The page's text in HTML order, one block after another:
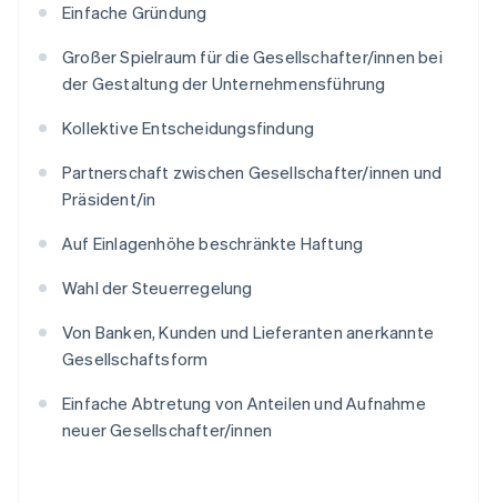
Einfache Gründung
Großer Spielraum für die Gesellschafter/innen bei
der Gestaltung der Unternehmensführung
Kollektive Entscheidungsfindung
Partnerschaft zwischen Gesellschafter/innen und
Präsident/in
Auf Einlagenhöhe beschränkte Haftung
Wahl der Steuerregelung
Von Banken, Kunden und Lieferanten anerkannte
Gesellschaftsform
Einfache Abtretung von Anteilen und Aufnahme
neuer Gesellschafter/innen